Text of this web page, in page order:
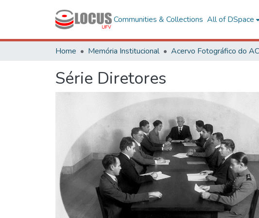
Communities & Collections All of DSpace
Home Memória Institucional
Série Diretores